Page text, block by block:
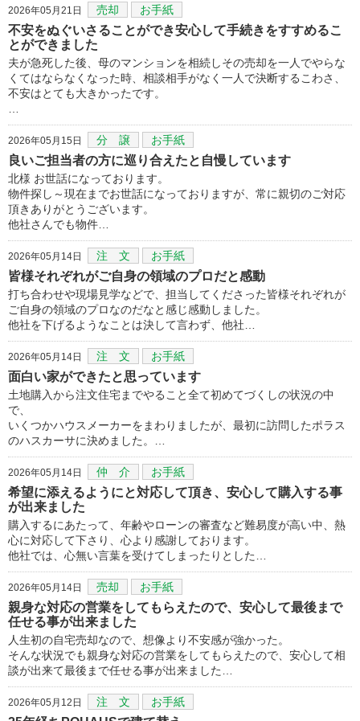
2026年05月21日 売却 お手紙
不安をぬぐいさることができ安心して手続きをすすめるこ
とができました
夫が急死した後、母のマンションを相続しその売却を一人でやらな
くてはならなくなった時、相談相手がなく一人で決断するこわさ、
不安はとても大きかったです。
2026年05月15日 分 譲 お手紙
良いご担当者の方に巡り合えたと自慢しています
北様 お世話になっております。
物件探し～現在までお世話になっておりますが、常に親切のご対応
頂きありがとうございます。
他社さんでも物件…
2026年05月14日 注 文 お手紙
皆様それぞれがご自身の領域のプロだと感動
打ち合わせや現場見学などで、担当してくださった皆様それぞれが
ご自身の領域のプロなのだなと感じ感動しました。
他社を下げるようなことは決して言わず、他社…
2026年05月14日 注 文 お手紙
面白い家ができたと思っています
土地購入から注文住宅までやること全て初めてづくしの状況の中
で、
いくつかハウスメーカーをまわりましたが、最初に訪問したポラス
のハスカーサに決めました。…
2026年05月14日 仲 介 お手紙
希望に添えるようにと対応して頂き、安心して購入する事
が出来ました
購入するにあたって、年齢やローンの審査など難易度が高い中、熱
心に対応して下さり、心より感謝しております。
他社では、心無い言葉を受けてしまったりとした…
2026年05月14日 売却 お手紙
親身な対応の営業をしてもらえたので、安心して最後まで
任せる事が出来ました
人生初の自宅売却なので、想像より不安感が強かった。
そんな状況でも親身な対応の営業をしてもらえたので、安心して相
談が出来て最後まで任せる事が出来ました…
2026年05月12日 注 文 お手紙